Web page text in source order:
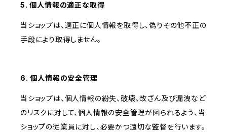
5. 個人情報の適正な取得
当ショップは、適正に個人情報を取得し、偽りその他不正の
手段により取得しません。
6. 個人情報の安全管理
当ショップは、個人情報の紛失、破壊、改ざん及び漏洩など
のリスクに対して、個人情報の安全管理が図られるよう、当
ショップの従業員に対し、必要かつ適切な監督を行います。